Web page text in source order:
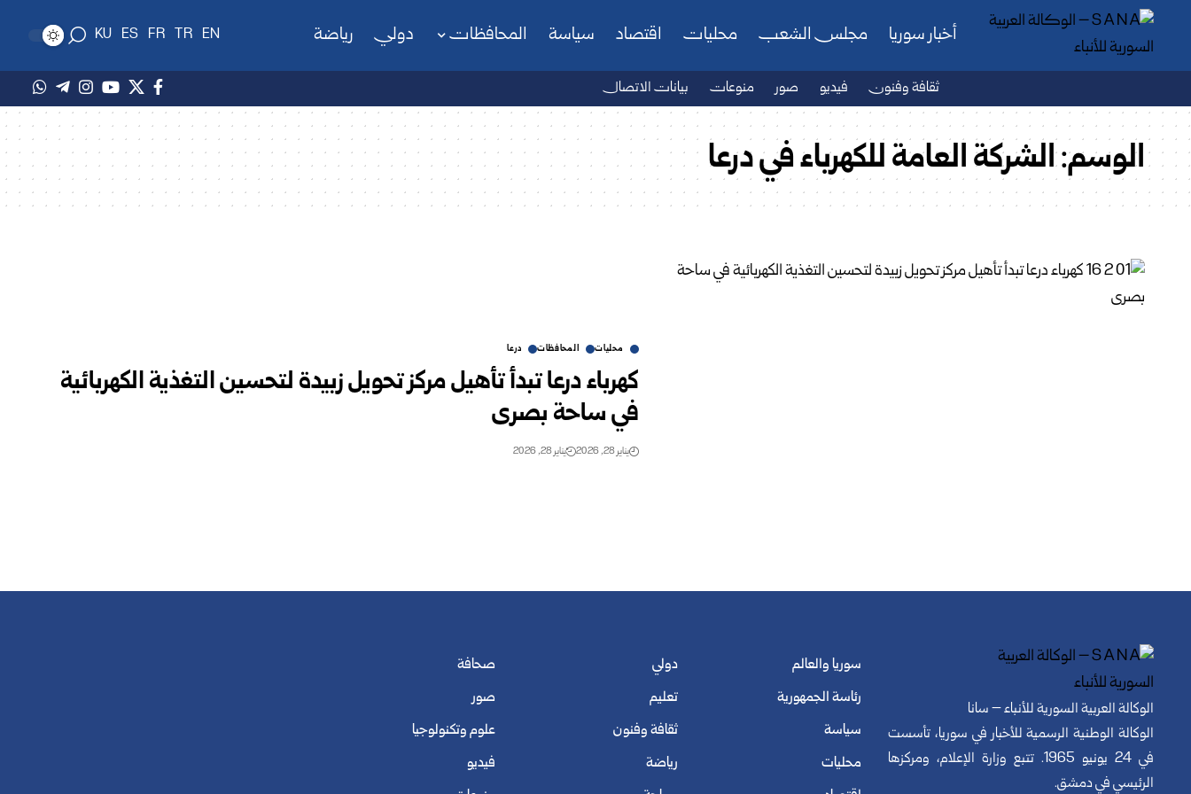
أخبار سوريا مجلس الشعب محليات اقتصاد سياسة المحافظات دولي رياضة EN
TR
FR
ES
KU
ثقافة وفنون فيديو صور منوعات بيانات الاتصال
الوسم:الشركة العامة للكهرباء في درعا
محليات المحافظات درعا
كهرباء درعا تبدأ تأهيل مركز تحويل زبيدة لتحسين التغذية الكهربائية
في ساحة بصرى
يناير 28, 2026 يناير 28, 2026
الوكالة العربية السورية للأنباء – سانا
الوكالة الوطنية الرسمية للأخبار في سوريا، تأسست
في 24 يونيو 1965. تتبع وزارة الإعلام، ومركزها
الرئيسي في دمشق.
سوريا والعالم
رئاسة الجمهورية
سياسة
محليات
دولي
تعليم
ثقافة وفنون
رياضة
صحافة
صور
علوم وتكنولوجيا
فيديو